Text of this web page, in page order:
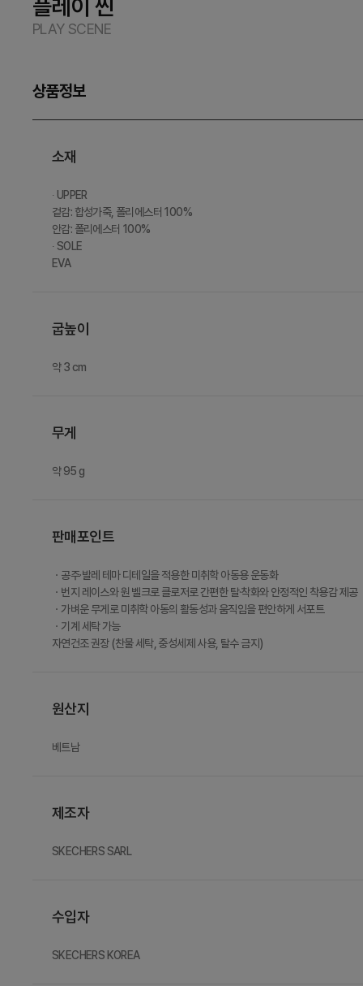
플레이 씬
PLAY SCENE
상품정보
소재
∙ UPPER
겉감: 합성가죽, 폴리에스터 100%
안감: 폴리에스터 100%
∙ SOLE
EVA
굽높이
약 3 cm
무게
약 95 g
판매포인트
ㆍ공주·발레 테마 디테일을 적용한 미취학 아동용 운동화
ㆍ번지 레이스와 원 벨크로 클로저로 간편한 탈·착화와 안정적인 착용감 제공
ㆍ가벼운 무게로 미취학 아동의 활동성과 움직임을 편안하게 서포트
ㆍ기계 세탁 가능
자연건조 권장 (찬물 세탁, 중성세제 사용, 탈수 금지)
원산지
베트남
제조자
SKECHERS SARL
수입자
SKECHERS KOREA